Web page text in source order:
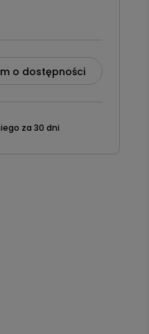
o dostępności
za 30 dni